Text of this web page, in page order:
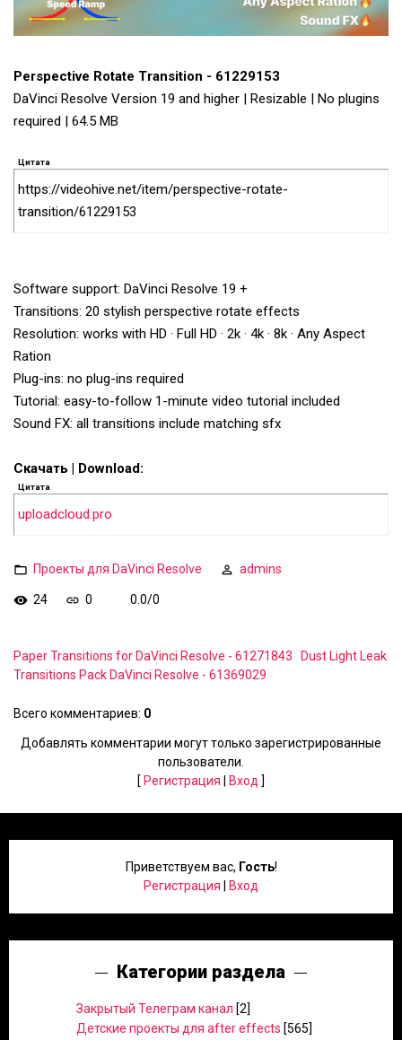
Perspective Rotate Transition - 61229153
DaVinci Resolve Version 19 and higher | Resizable | No plugins
required | 64.5 MB
Цитата
https://videohive.net/item/perspective-rotate-
transition/61229153
Software support: DaVinci Resolve 19 +
Transitions: 20 stylish perspective rotate effects
Resolution: works with HD · Full HD · 2k · 4k · 8k · Any Aspect
Ration
Plug-ins: no plug-ins required
Tutorial: easy-to-follow 1-minute video tutorial included
Sound FX: all transitions include matching sfx
Скачать | Download:
Цитата
uploadcloud.pro
Проекты для DaVinci Resolve admins
24 0 0.0/0
Paper Transitions for DaVinci Resolve - 61271843
Dust Light Leak
Transitions Pack DaVinci Resolve - 61369029
Всего комментариев: 0
Добавлять комментарии могут только зарегистрированные
пользователи.
[ Регистрация Вход ]
Приветствуем вас, Гость!
Регистрация
Вход
Категории раздела
Закрытый Телеграм канал [2]
Детские проекты для after effects [565]